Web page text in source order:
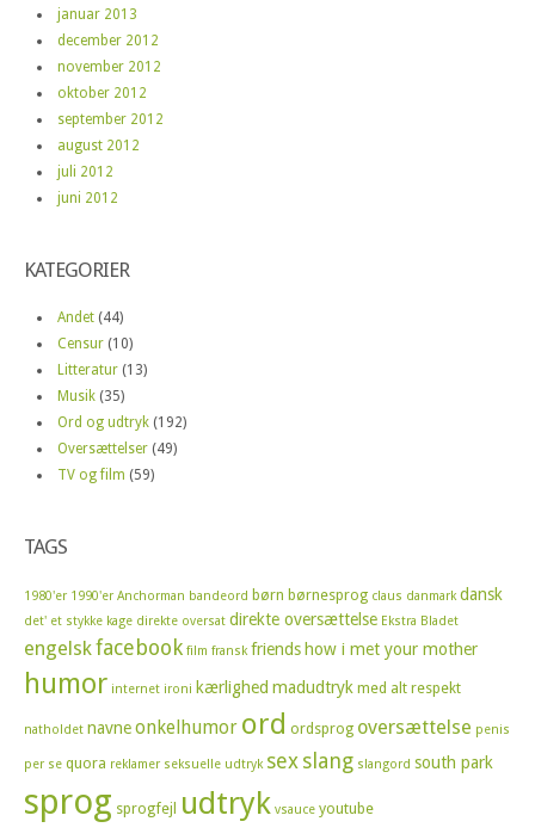
januar 2013
december 2012
november 2012
oktober 2012
september 2012
august 2012
juli 2012
juni 2012
KATEGORIER
Andet (44)
Censur (10)
Litteratur (13)
Musik (35)
Ord og udtryk (192)
Oversættelser (49)
TV og film (59)
TAGS
1980'er 1990'er Anchorman bandeord børn børnesprog claus danmark dansk
det' et stykke kage direkte oversat direkte oversættelse Ekstra Bladet
engelskfacebook film fransk friends how i met your mother
humor internet ironi kærlighed madudtryk med alt respekt
natholdet navneonkelhumor ord ordsprog oversættelse penis
per se quora reklamer seksuelle udtryk sexslang slangord south park
sprog sprogfejl udtryk vsauce youtube